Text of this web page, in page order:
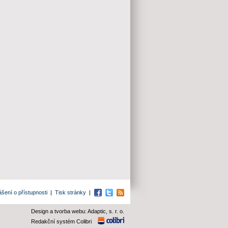
o přístupnosti | Tisk stránky | Facebook
TwitterRSS
Design a tvorba webu: Adaptic, s. r. o.
Redakční systém Colibri